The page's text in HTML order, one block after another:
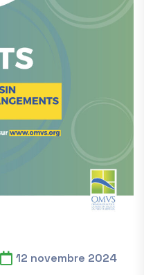
12 novembre 2024